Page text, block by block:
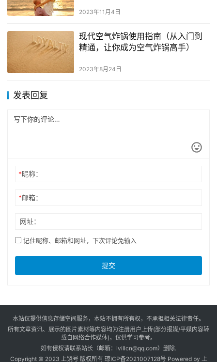
2023年11月4日
现代空气炸锅使用指南（从入门到
精通，让你成为空气炸锅高手）
2023年8月24日
发表回复
*昵称：
*邮箱：
网址：
记住昵称、邮箱和网址，下次评论免输入
提交
本站仅提供信息存储空间服务，本站不拥有所有权，不承担相关法律责任。
所有文章资讯、展示的图片素材等内容均为注册用户上传(部分报媒/平媒内容转
载自网络合作媒体)，仅供学习参考。
如有侵权请联系站长（邮箱：ivillcn@qq.com）删除.
Copyright © 2023 上饶号 版权所有 琼ICP备2021007128号 Powered by 上